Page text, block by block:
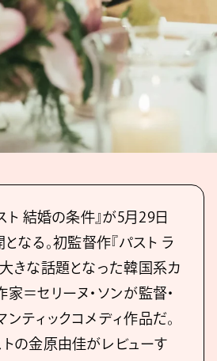
ト 結婚の条件』が5月29日
となる。初監督作『パスト ラ
きな話題となった韓国系カ
＝セリーヌ・ソンが監督・
ティックコメディ作品だ。
の金原由佳がレビューす